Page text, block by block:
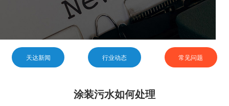
天达新闻 行业动态 常见问题
涂装污水如何处理